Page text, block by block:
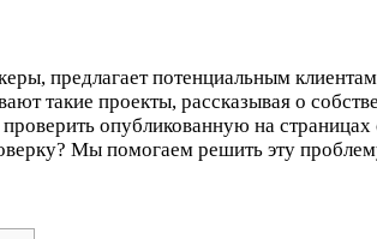
предлагает потенциальным
такие проекты, рассказывая о
проверить опубликованную на
Мы помогаем решить эту